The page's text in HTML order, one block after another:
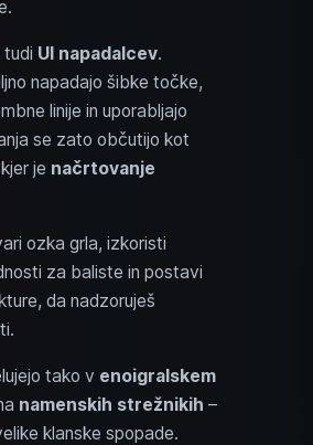
tudi UI napadalcev.
napadajo šibke točke,
linije in uporabljajo
se zato občutijo kot
je načrtovanje
ozka grla, izkoristi
za baliste in postavi
da nadzoruješ
tako v enoigralskem
namenskih strežnikih –
klanske spopade.